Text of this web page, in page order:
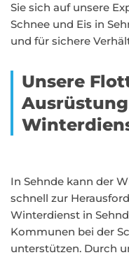
Sie sich auf unsere
Schnee und Eis in
und für sichere
Unsere
In Sehnde kann der
schnell zur
Winterdienst in
Kommunen bei der
unterstützen. Durch